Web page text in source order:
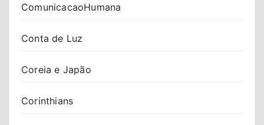
ComunicacaoHumana
Conta de Luz
Coreia e Japão
Corinthians